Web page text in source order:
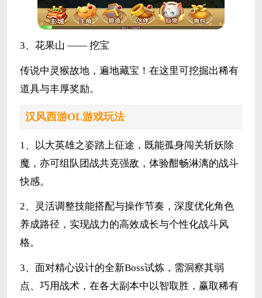
3、花果山 —— 挖宝
传说中灵猴故地，遍地藏宝！在这里可挖掘出稀有
道具与丰厚奖励。
汉风西游OL游戏玩法
1、以大英雄之姿踏上征途，既能孤身闯关斩妖除
魔，亦可组队团战共克强敌，体验酣畅淋漓的战斗
快感。
2、灵活调整技能搭配与操作节奏，深度优化角色
养成路径，实现战力的高效成长与个性化战斗风
格。
3、面对精心设计的全新Boss试炼，需洞察其弱
点、巧用战术，在各大副本中以智取胜，赢取稀有